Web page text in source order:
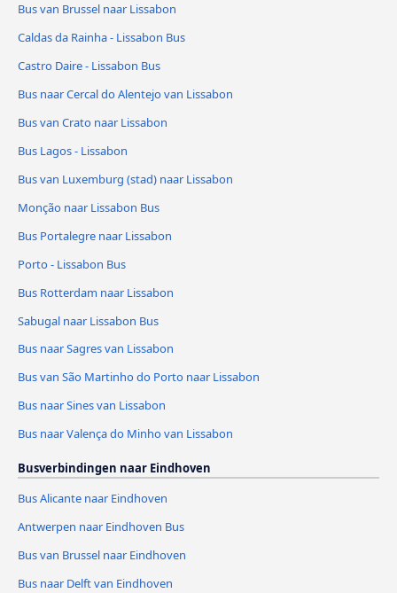
Bus van Brussel naar Lissabon
Caldas da Rainha - Lissabon Bus
Castro Daire - Lissabon Bus
Bus naar Cercal do Alentejo van Lissabon
Bus van Crato naar Lissabon
Bus Lagos - Lissabon
Bus van Luxemburg (stad) naar Lissabon
Monção naar Lissabon Bus
Bus Portalegre naar Lissabon
Porto - Lissabon Bus
Bus Rotterdam naar Lissabon
Sabugal naar Lissabon Bus
Bus naar Sagres van Lissabon
Bus van São Martinho do Porto naar Lissabon
Bus naar Sines van Lissabon
Bus naar Valença do Minho van Lissabon
Busverbindingen naar Eindhoven
Bus Alicante naar Eindhoven
Antwerpen naar Eindhoven Bus
Bus van Brussel naar Eindhoven
Bus naar Delft van Eindhoven